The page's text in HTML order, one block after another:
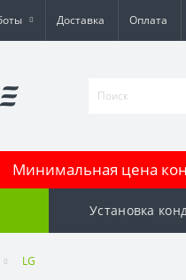
Доставка Оплата
Минимальная цена
Установка
LG